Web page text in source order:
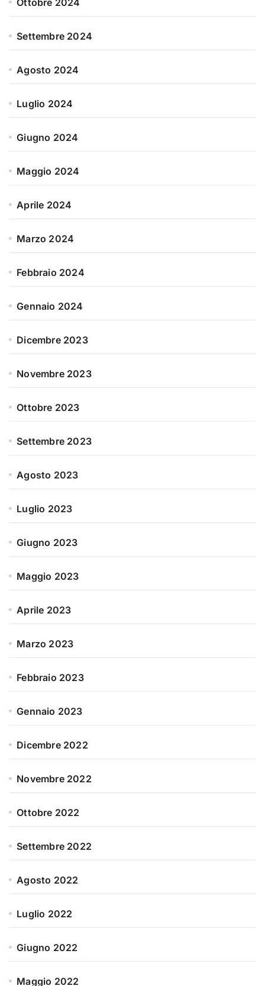
Ottobre 2024
Settembre 2024
Agosto 2024
Luglio 2024
Giugno 2024
Maggio 2024
Aprile 2024
Marzo 2024
Febbraio 2024
Gennaio 2024
Dicembre 2023
Novembre 2023
Ottobre 2023
Settembre 2023
Agosto 2023
Luglio 2023
Giugno 2023
Maggio 2023
Aprile 2023
Marzo 2023
Febbraio 2023
Gennaio 2023
Dicembre 2022
Novembre 2022
Ottobre 2022
Settembre 2022
Agosto 2022
Luglio 2022
Giugno 2022
Maggio 2022